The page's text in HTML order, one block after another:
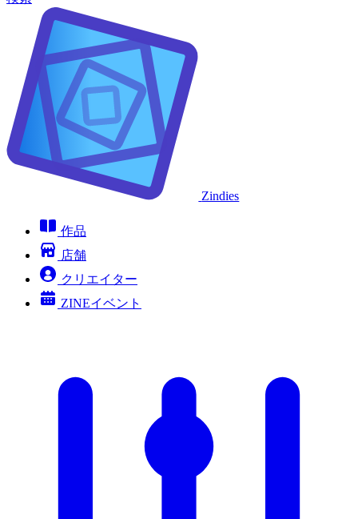
Zindies
作品
店舗
クリエイター
ZINEイベント